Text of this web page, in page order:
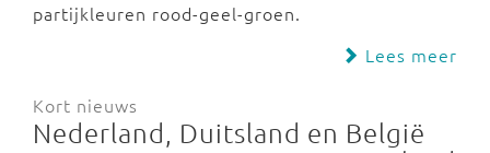
partijkleuren rood-geel-groen.
Lees meer
Kort nieuws
Nederland, Duitsland en België